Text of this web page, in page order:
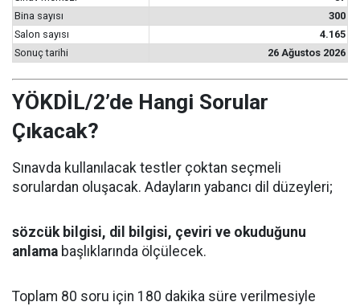
Bina sayısı
300
Salon sayısı
4.165
Sonuç tarihi
26 Ağustos 2026
YÖKDİL/2’de Hangi Sorular
Çıkacak?
Sınavda kullanılacak testler çoktan seçmeli
sorulardan oluşacak. Adayların yabancı dil düzeyleri;
sözcük bilgisi, dil bilgisi, çeviri ve okuduğunu
anlama başlıklarında ölçülecek.
Toplam 80 soru için 180 dakika süre verilmesiyle